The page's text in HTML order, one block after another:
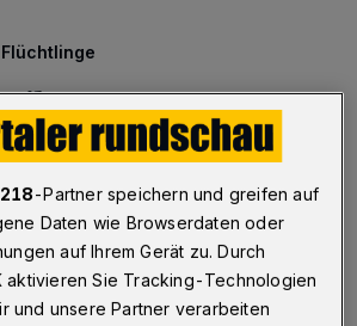
gibt 100.000 Euro
Stadtsparkasse spendet
die Unterbringung und Versorgung
geflüchteten Menschen.
Uhr Eine Minute Lesezeit
218-Partner speichern und greifen auf
Daten wie Browserdaten oder
auf Ihrem Gerät zu. Durch
aktivieren Sie Tracking-Technologien
und unsere Partner verarbeiten